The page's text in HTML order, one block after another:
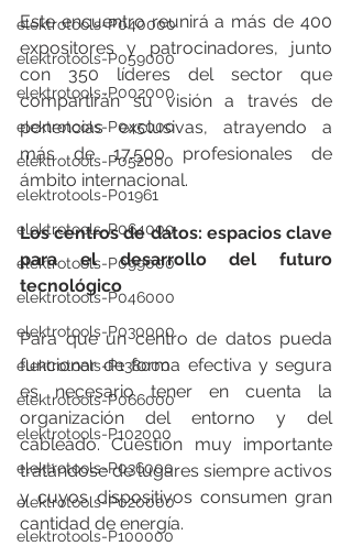
elektrotools-P040000
elektrotools-P059000
elektrotools-P002000
elektrotools-P045000
elektrotools-P052000
elektrotools-P01961
elektrotools-P064000
elektrotools-P099000
elektrotools-P046000
elektrotools-P030000
elektrotools-P138000
elektrotools-P066000
elektrotools-P102000
elektrotools-P036000
elektrotools-P020000
elektrotools-P100000
Este encuentro reunirá a más de 400
expositores y patrocinadores, junto
con 350 líderes del sector que
compartirán su visión a través de
ponencias exclusivas, atrayendo a
más de 17.500 profesionales de
ámbito internacional.
Los centros de datos: espacios clave
para el desarrollo del futuro
tecnológico
Para que un centro de datos pueda
funcionar de forma efectiva y segura
es necesario tener en cuenta la
organización del entorno y del
cableado. Cuestión muy importante
tratándose de lugares siempre activos
y cuyos dispositivos consumen gran
cantidad de energía.